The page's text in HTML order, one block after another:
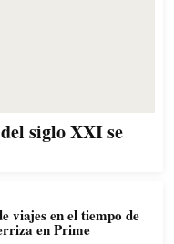
siglo XXI se
viajes en el tiempo de
en Prime